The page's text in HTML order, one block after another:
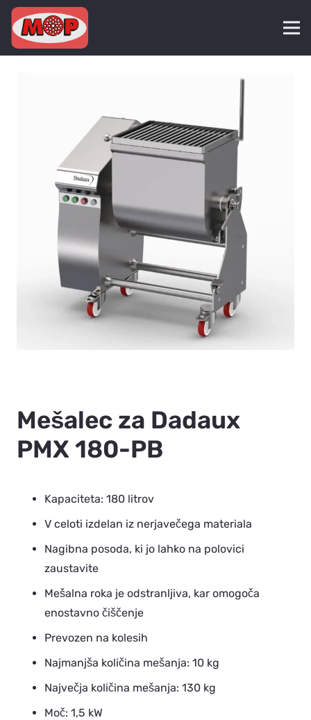
Mešalec za Dadaux
PMX 180-PB
Kapaciteta: 180 litrov
V celoti izdelan iz nerjavečega materiala
Nagibna posoda, ki jo lahko na polovici
zaustavite
Mešalna roka je odstranljiva, kar omogoča
enostavno čiščenje
Prevozen na kolesih
Najmanjša količina mešanja: 10 kg
Največja količina mešanja: 130 kg
Moč: 1,5 kW